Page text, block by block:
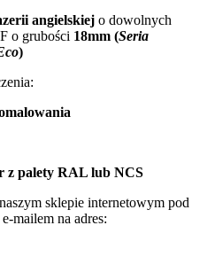
angielskiej o dowolnych
o grubości 18mm (Seria
)
z palety RAL lub NCS
sklepie internetowym pod
mailem na adres: